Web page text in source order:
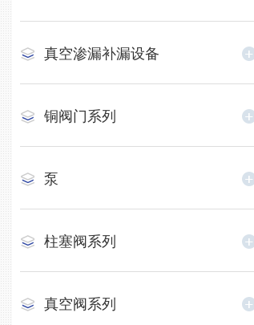
真空渗漏补漏设备
铜阀门系列
泵
柱塞阀系列
真空阀系列